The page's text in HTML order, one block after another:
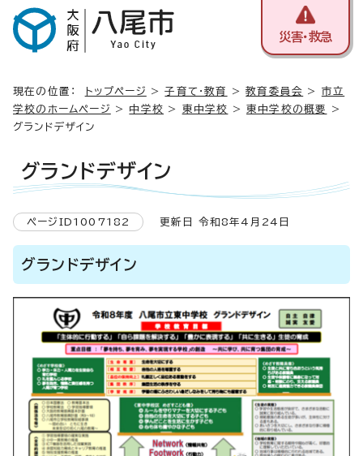
災害・救急
現在の位置： トップページ >子育て・教育 >教育委員会 > 市立
学校のホームページ
> 中学校 > 東中学校 >東中学校の概要
>
グランドデザイン
グランドデザイン
ページID1007182 更新日 令和8年4月24日
グランドデザイン